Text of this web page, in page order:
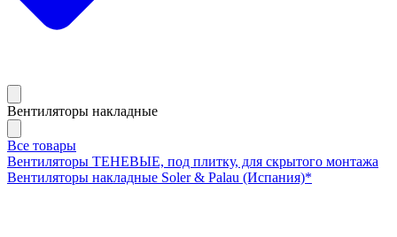
Вентиляторы накладные
Все товары
Вентиляторы ТЕНЕВЫЕ, под плитку, для скрытого монтажа
Вентиляторы накладные Soler & Palau (Испания)*